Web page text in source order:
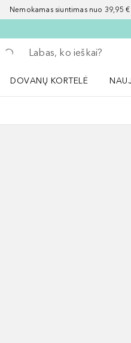
Nemokamas siuntimas nuo
Grįžk atgal
Vykdykite paiešką
DOVANŲ KORTELĖ